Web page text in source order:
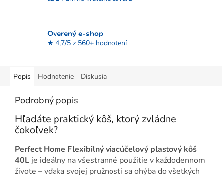
Overený e-shop
★ 4,7/5 z 560+ hodnotení
Popis Hodnotenie Diskusia
Podrobný popis
Hľadáte praktický kôš, ktorý zvládne
čokoľvek?
Perfect Home Flexibilný viacúčelový plastový kôš
40L je ideálny na všestranné použitie v každodennom
živote – vďaka svojej pružnosti sa ohýba do všetkých